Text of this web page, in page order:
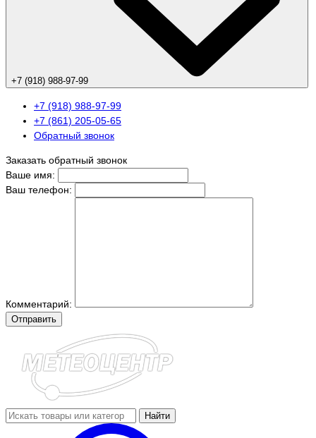
+7 (918) 988-97-99
+7 (918) 988-97-99
+7 (861) 205-05-65
Обратный звонок
Заказать обратный звонок
Ваше имя:
Ваш телефон:
Комментарий:
Отправить
Найти